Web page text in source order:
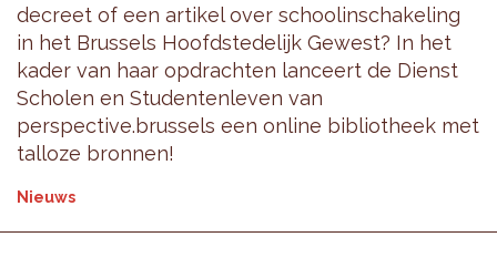
decreet of een artikel over schoolinschakeling
in het Brussels Hoofdstedelijk Gewest? In het
kader van haar opdrachten lanceert de Dienst
Scholen en Studentenleven van
perspective.brussels een online bibliotheek met
talloze bronnen!
Nieuws